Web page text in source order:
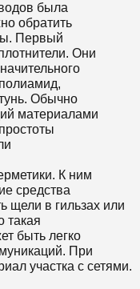
была
обратить
Первый
Они
Обычно
материалами
К ним
средства
щели в гильзах или
такая
быть легко
При
участка с сетями.